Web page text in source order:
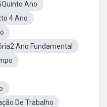
Ano
4 Ano
Ano Fundamental
De Trabalho